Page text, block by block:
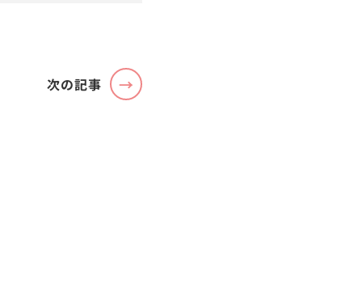
次の記事